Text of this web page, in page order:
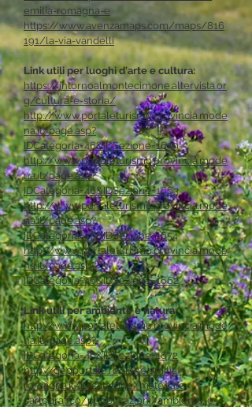
emilia-romagna-e
https://www.avenzamaps.com/maps/816
191/la-via-vandelli
Link utili per luoghi d'arte e cultura:
https://intornoalmontecimone.altervista.or
g/cultura-e-storia/
http://www.portaleturismo.provincia.mode
na.it/page.asp?
IDCategoria=46&IDSezione=1659
http://www.portaleturismo.provincia.mode
na.it/page.asp?
IDCategoria=46&IDSezione=1663
http://www.portaleturismo.provincia.mode
na.it/page.asp?
IDCategoria=46&IDSezione=1654
http://www.portaleturismo.provincia.mode
na.it/page.asp?
IDCategoria=46&IDSezione=1662
Link utili per ambiente e natura:
http://www.portaleturismo.provincia.mode
na.it/page.asp?
IDCategoria=46&IDSezione=1672
http://geoportale.regione.emilia-
romagna.it/it/catalogo/materiale-
cartografico/pubblicazioni/ambiente-e-